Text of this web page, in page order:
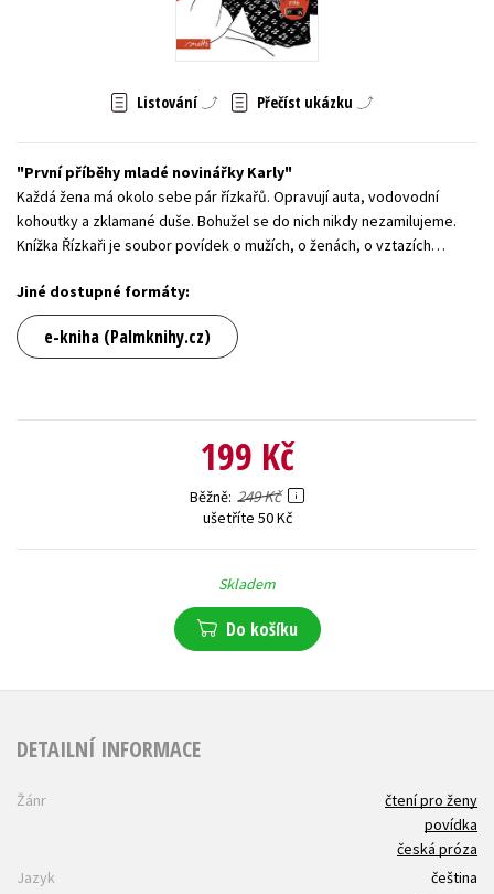
Zahraniční literatura
Listování Přečíst ukázku
První příběhy mladé novinářky Karly
Každá žena má okolo sebe pár řízkařů. Opravují auta, vodovodní
kohoutky a zklamané duše. Bohužel se do nich nikdy nezamilujeme.
Knížka Řízkaři je soubor povídek o mužích, o ženách, o vztazích…
Jiné dostupné formáty:
e-kniha (Palmknihy.cz)
199 Kč
Běžně 249 Kč
ušetříte 50 Kč
Skladem
Do košíku
DETAILNÍ INFORMACE
Žánr
čtení pro ženy
povídka
česká próza
Jazyk
čeština